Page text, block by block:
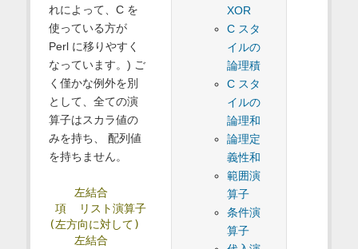
XOR
C スタ
イルの
論理積
C スタ
イルの
論理和
論理定
義性和
範囲演
算子
条件演
算子
れによって、C を
使っている方が
Perl に移りやすく
なっています。) ご
く僅かな例外を別
として、全ての演
算子はスカラ値の
みを持ち、 配列値
を持ちません。
左結合
項
リスト演算子
(左方向に対して)
左結合